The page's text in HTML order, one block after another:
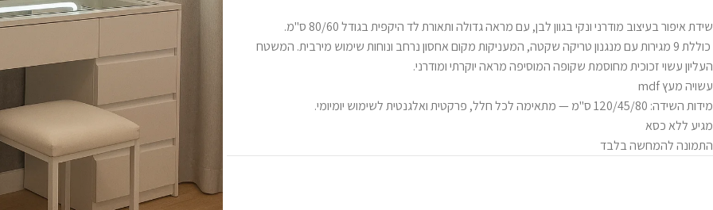
שידת איפור בעיצוב מודרני ונקי בגוון לבן, עם מראה גדולה ותאורת לד היקפית בגודל 80/60 ס"מ.
כוללת 9 מגירות עם מנגנון טריקה שקטה, המעניקות מקום אחסון נרחב ונוחות שימוש מירבית. המשטח
העליון עשוי זכוכית מחוסמת שקופה המוסיפה מראה יוקרתי ומודרני.
עשויה מעץ mdf
מידות השידה: 120/45/80 ס"מ — מתאימה לכל חלל, פרקטית ואלגנטית לשימוש יומיומי.
מגיע ללא כסא
התמונה להמחשה בלבד